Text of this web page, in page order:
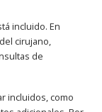
incluido. En
cirujano,
de
incluidos, como